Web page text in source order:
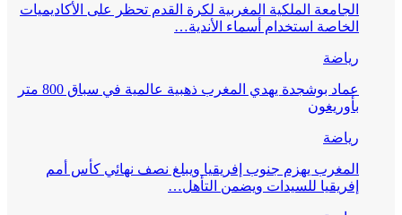
الجامعة الملكية المغربية لكرة القدم تحظر على الأكاديميات
الخاصة استخدام أسماء الأندية…
رياضة
عماد بوشجدة يهدي المغرب ذهبية عالمية في سباق 800 متر
بأوريغون
رياضة
المغرب يهزم جنوب إفريقيا ويبلغ نصف نهائي كأس أمم
إفريقيا للسيدات ويضمن التأهل…